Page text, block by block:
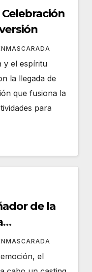
y el espíritu
la llegada de
que fusiona la
para
de la
el